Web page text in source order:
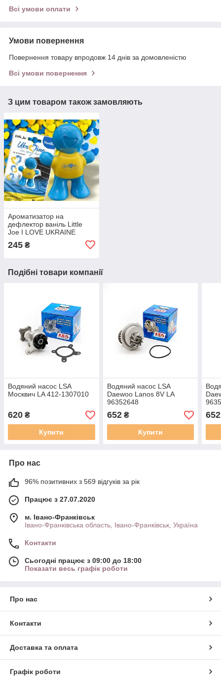
Всі умови оплати
Умови повернення
Повернення товару впродовж 14 днів за домовленістю
Всі умови повернення
З цим товаром також замовляють
Ароматизатор на
дефлектор ваніль Little
Joe I LOVE UKRAINE
245 ₴
Подібні товари компанії
Водяний насос LSA
Москвич LA 412-1307010
620 ₴
Купити
Водяний насос LSA
Daewoo Lanos 8V LA
96352648
652₴
Купити
652
Про нас
96% позитивних з 569 відгуків за рік
Працює з 27.07.2020
м. Івано-Франківськ
Івано-Франківська область, Івано-Франківськ, Україна
Контакти
Сьогодні працює з 09:00 до 18:00
Показати весь графік роботи
Про нас
Контакти
Доставка та оплата
Графік роботи